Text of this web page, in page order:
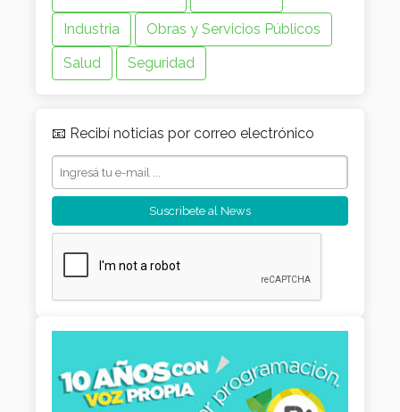
Industria
Obras y Servicios Públicos
Salud
Seguridad
📧 Recibí noticias por correo electrónico